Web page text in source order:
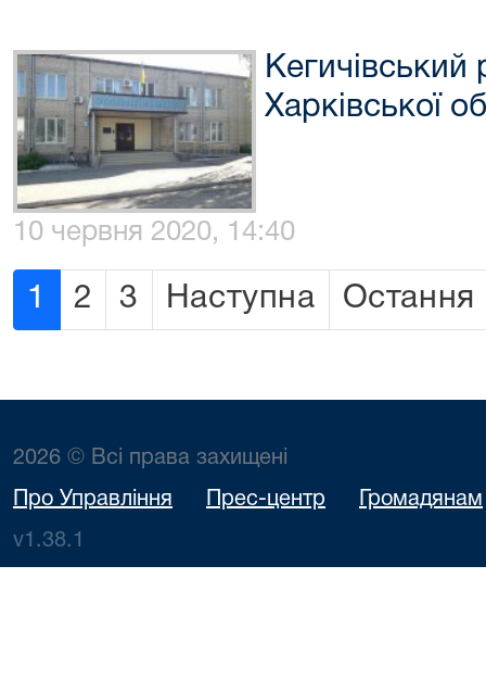
Харківської
10 червня 2020, 14:40
1 2 3 Наступна Остання
2026 © Всі права захищені
Про Управління Прес-центр Громадянам
v1.38.1